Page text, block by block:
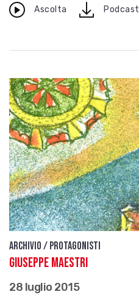
Ascolta downloadPodcast
Archivio / Protagonisti
Giuseppe Maestri
28 luglio 2015